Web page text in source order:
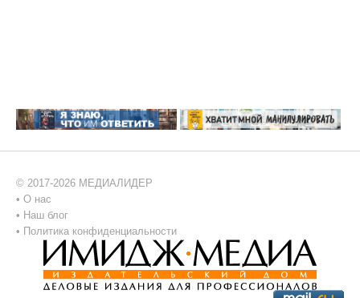
© 2017-2026 МЕДИАЛИДЕР
• О нас
• Наш блог
• Политика конфиденциальности